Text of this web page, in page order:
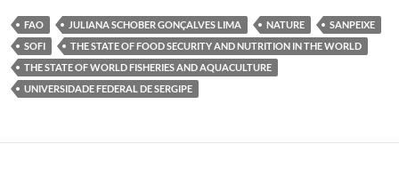
FAO JULIANA SCHOBER GONÇALVES LIMA NATURE
SANPEIXE
SOFI
THE STATE OF FOOD SECURITY AND NUTRITION IN THE WORLD
THE STATE OF WORLD FISHERIES AND AQUACULTURE
UNIVERSIDADE FEDERAL DE SERGIPE